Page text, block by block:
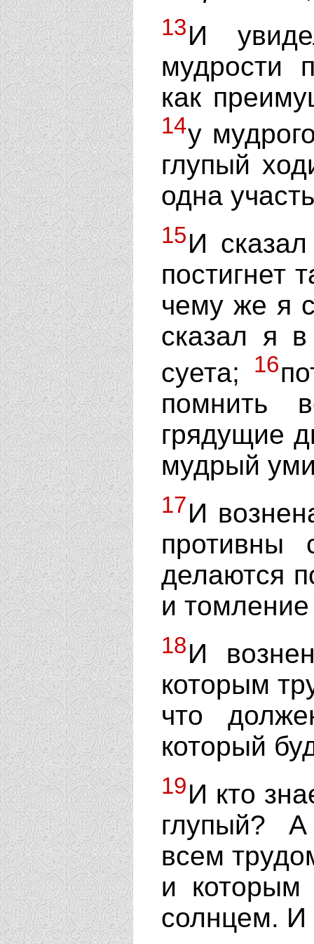
13И
мудрости
как
14у
глупый
одна
15И
постигнет
чему же я
сказал я
суета;
16
помнить
грядущие
мудрый
17И
противны
делаются
и
18И
которым
что
который
19И кто
глупый?
всем
и которым
солнцем. И